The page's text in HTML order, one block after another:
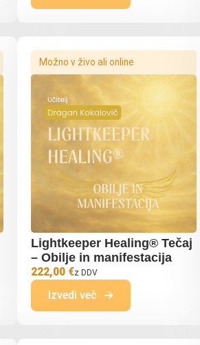
Možno v živo ali online
Lightkeeper Healing® Tečaj
– Obilje in manifestacija
222,00 €z DDV
Izvedi več